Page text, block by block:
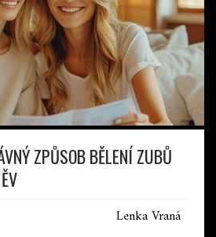
ZPŮSOB BĚLENÍ ZUBŮ
Lenka Vraná